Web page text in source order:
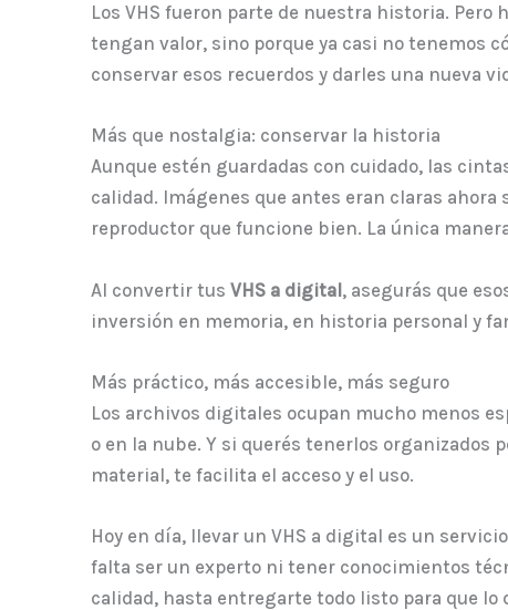
Los VHS fueron parte de nuestra historia.
tengan valor, sino porque ya casi no tenemos
conservar esos recuerdos y darles una nueva
Más que nostalgia: conservar la historia
Aunque estén guardadas con cuidado, las
calidad. Imágenes que antes eran claras
reproductor que funcione bien. La única
Al convertir tus VHS a digital, asegurás que
inversión en memoria, en historia personal y
Más práctico, más accesible, más seguro
Los archivos digitales ocupan mucho menos
o en la nube. Y si querés tenerlos organizados
material, te facilita el acceso y el uso.
Hoy en día, llevar un VHS a digital es un
falta ser un experto ni tener conocimientos
calidad, hasta entregarte todo listo para que lo